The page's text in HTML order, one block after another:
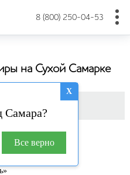
8 (800) 250-04-53
ДОМА И
X
Самара?
Все верно
на Сухой Самарке